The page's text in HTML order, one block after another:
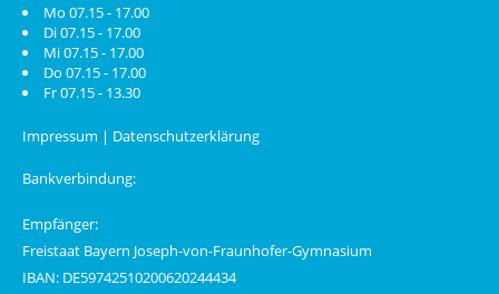
Mo 07.15 - 17.00
Di 07.15 - 17.00
Mi 07.15 - 17.00
Do 07.15 - 17.00
Fr 07.15 - 13.30
Impressum | Datenschutzerklärung
Bankverbindung:
Empfänger:
Freistaat Bayern Joseph-von-Fraunhofer-Gymnasium
IBAN: DE59742510200620244434